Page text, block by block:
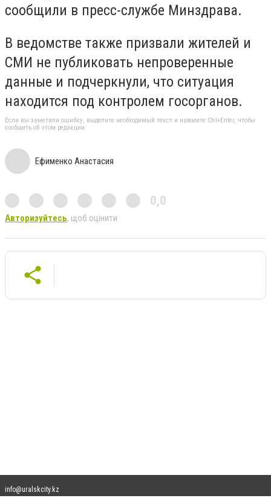
сообщили в пресс-службе Минздрава.
В ведомстве также призвали жителей и
СМИ не публиковать непроверенные
данные и подчеркнули, что ситуация
находится под контролем госорганов.
Если вы заметили ошибку, выделите необходимый текст и нажмите Ctrl+Enter, чтобы
сообщить об этом редакции
Ефименко Анастасия
0,0
Авторизуйтесь, щоб оцінити
info@uralskcity.kz